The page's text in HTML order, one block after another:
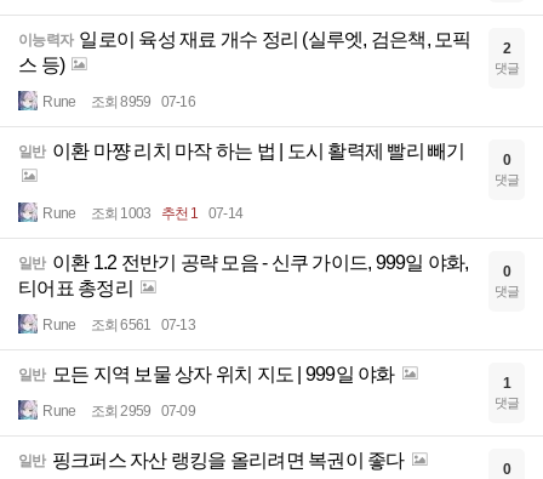
이능력자 일로이 육성 재료 개수 정리 (실루엣, 검은책, 모픽
스 등)
Rune 조회 8959 07-16
2
댓글
일반 이환 마쨩 리치 마작 하는 법 | 도시 활력제 빨리 빼기
Rune 조회 1003 추천 1 07-14
0
댓글
일반 이환 1.2 전반기 공략 모음 - 신쿠 가이드, 999일 야화,
티어표 총정리
Rune 조회 6561 07-13
0
댓글
일반 모든 지역 보물 상자 위치 지도 | 999일 야화
Rune 조회 2959 07-09
1
댓글
일반 핑크퍼스 자산 랭킹을 올리려면 복권이 좋다 0